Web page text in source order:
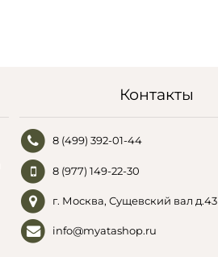
Контакты
8 (499) 392-01-44
8 (977) 149-22-30
г. Москва, Сущевский вал д.43
info@myatashop.ru